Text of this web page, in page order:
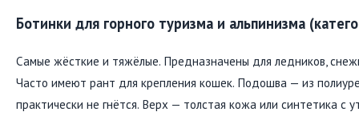
Ботинки для горного туризма и альпинизма
Самые жёсткие и тяжёлые. Предназначены для ледников,
Часто имеют рант для крепления кошек. Подошва — из
практически не гнётся. Верх — толстая кожа или синтетика с